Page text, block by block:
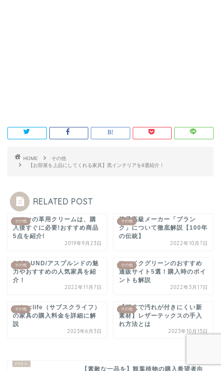
HOME
その他
【お部屋を上品にしてくれる家具】黒インテリアを8選紹介！
RELATED POST
その他
ソファの革用クリームは、購
入後すぐに必要!おすすめ商品
5点を紹介!
2019年9月23日
その他
椅子高級メーカー「プラン
ク」について徹底解説【100年
の伝統】
2022年10月7日
その他
ASPLUND/アスプルンドの魅
力やおすすめの人気家具を紹
介！
2022年11月7日
その他
フェイクグリーンのおすすめ
通販サイト5選！購入時のポイ
ントも解説
2022年3月17日
その他
subsclife（サブスクライフ）
の家具の購入料金を詳細に解
説
2023年6月3日
その他
【頑丈で汚れが付きにくい新
素材】レザーテックスの手入
れ方法とは
2023年10月15日
【素敵な一品を】観葉植物の購入希望者向